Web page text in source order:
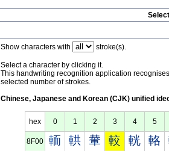
Show characters with stroke(s).
Select a character by clicking it.
This handwriting recognition application
selected number of strokes.
Chinese, Japanese and Korean (CJK) unified
hex 0 1 2 3 4 5
8F00 輀 輁 輂 較 輄 輅